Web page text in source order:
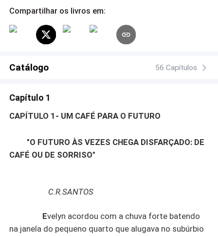
Reginald Ashbourne, o tio de Donovan—um homem
Evelyn é arrastada para um mundo onde o dinheiro dita
as regras e os segredos valem mais que a verdade.
pode mudar o destino da família. E Reginald? Ele quer
desejos proibidos, Evelyn precisará escolher em quem
confiar. Pois naquele mundo, a lealdade pode ser uma
Compartilhar os livros em:
Catálogo 56 Capítulos
Capítulo 1
CAPÍTULO 1- UM CAFÉ PARA O FUTURO
"O FUTURO ÀS VEZES CHEGA DISFARÇADO: DE
CAFÉ OU DE SORRISO"
C.R.SANTOS
Evelyn acordou com a chuva forte batendo
na janela do pequeno quarto que alugava no subúrbio